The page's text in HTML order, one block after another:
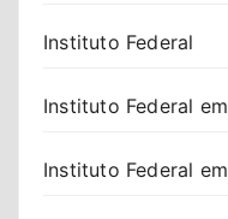
Instituto Federal
Instituto Federal
Instituto Federal